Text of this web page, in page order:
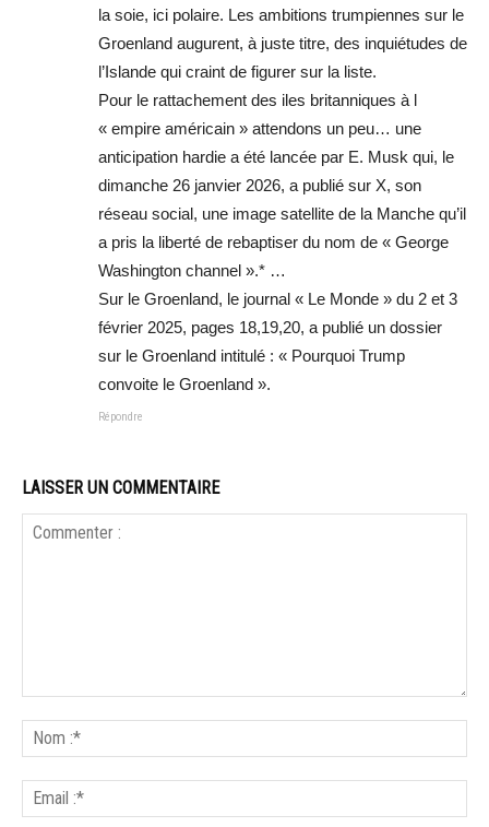
la soie, ici polaire. Les ambitions trumpiennes sur le
Groenland augurent, à juste titre, des inquiétudes de
l’Islande qui craint de figurer sur la liste.
Pour le rattachement des iles britanniques à l
« empire américain » attendons un peu… une
anticipation hardie a été lancée par E. Musk qui, le
dimanche 26 janvier 2026, a publié sur X, son
réseau social, une image satellite de la Manche qu’il
a pris la liberté de rebaptiser du nom de « George
Washington channel ».* …
Sur le Groenland, le journal « Le Monde » du 2 et 3
février 2025, pages 18,19,20, a publié un dossier
sur le Groenland intitulé : « Pourquoi Trump
convoite le Groenland ».
Répondre
LAISSER UN COMMENTAIRE